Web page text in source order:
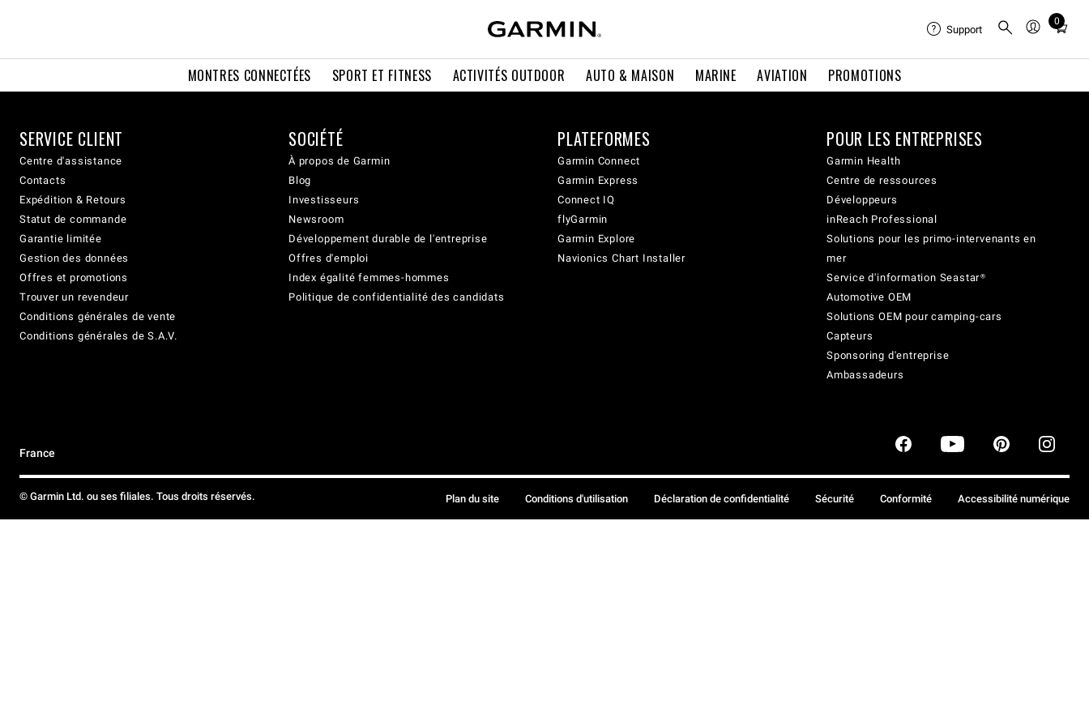
MONTRES CONNECTÉES SPORT ET FITNESS ACTIVITÉS OUTDOOR AUTO & MAISON MARINE AVIATION PROMOTIONS
Support
0
Total
cart:
SERVICE CLIENT
Centre d'assistance
Contacts
Expédition & Retours
Statut de commande
Garantie limitée
Gestion des données
Offres et promotions
Trouver un revendeur
Conditions générales de vente
Conditions générales de S.A.V.
SOCIÉTÉ
À propos de Garmin
Blog
Investisseurs
Newsroom
Développement durable de l'entreprise
Offres d'emploi
Index égalité femmes-hommes
Politique de confidentialité des candidats
PLATEFORMES
Garmin Connect
Garmin Express
Connect IQ
flyGarmin
Garmin Explore
Navionics Chart Installer
POUR LES ENTREPRISES
Garmin Health
Centre de ressources
Développeurs
inReach Professional
Solutions pour les primo-intervenants en
mer
Service d'information Seastar®
Automotive OEM
Solutions OEM pour camping-cars
Capteurs
Sponsoring d'entreprise
Ambassadeurs
France
© Garmin Ltd. ou ses filiales. Tous droits réservés. Plan du site Conditions d'utilisation Déclaration de confidentialité Sécurité Conformité Accessibilité numérique